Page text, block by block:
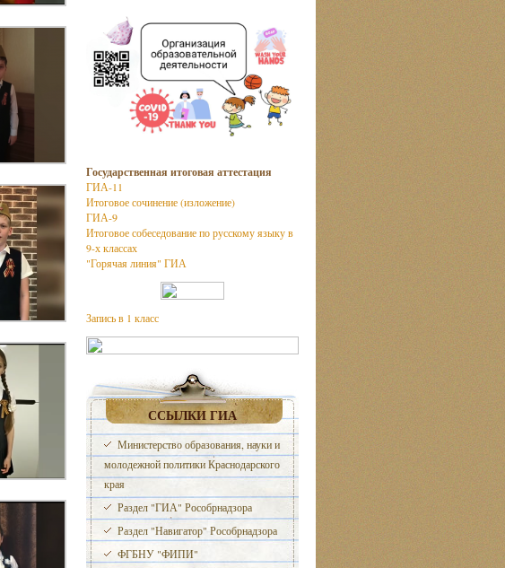
Государственная итоговая аттестация
ГИА-11
Итоговое сочинение (изложение)
ГИА-9
Итоговое собеседование по русскому языку в
9-х классах
"Горячая линия" ГИА
Запись в 1 класс
ССЫЛКИ ГИА
Министерство образования, науки и
молодежной политики Краснодарского
края
Раздел "ГИА" Рособрнадзора
Раздел "Навигатор" Рособрнадзора
ФГБНУ "ФИПИ"